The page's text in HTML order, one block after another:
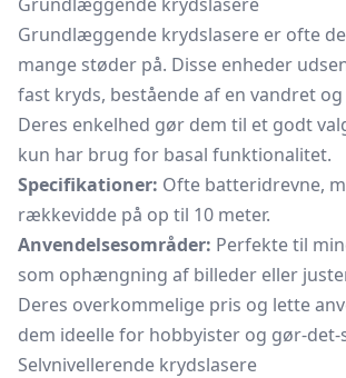
Grundlæggende krydslasere er ofte
mange støder på. Disse enheder
fast kryds, bestående af en vandret
Deres enkelhed gør dem til et godt
kun har brug for basal funktionalitet.
Specifikationer: Ofte batteridrevne,
rækkevidde på op til 10 meter.
Anvendelsesområder: Perfekte til
som ophængning af billeder eller
Deres overkommelige pris og lette
dem ideelle for hobbyister og gør-det-
Selvnivellerende krydslasere